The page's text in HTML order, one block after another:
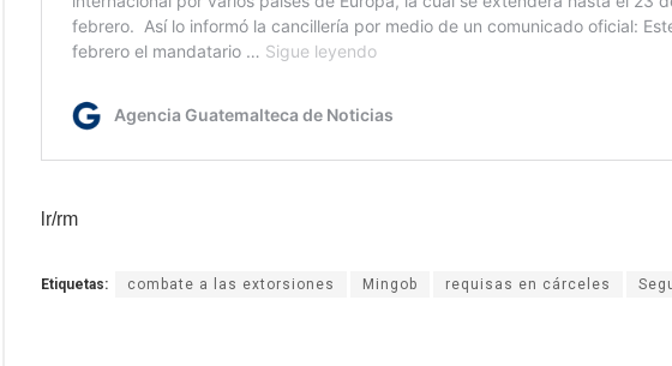
lr/rm
Etiquetas: combate a las extorsiones Mingob requisas en cárceles